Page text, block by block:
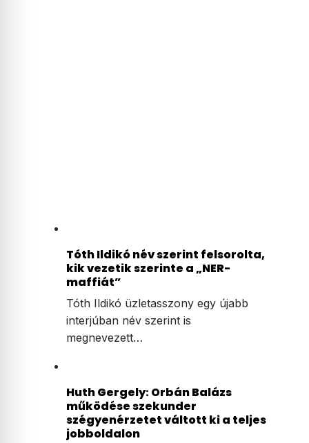
Tóth Ildikó név szerint felsorolta,
kik vezetik szerinte a „NER-
maffiát”
Tóth Ildikó üzletasszony egy újabb
interjúban név szerint is
megnevezett…
Huth Gergely: Orbán Balázs
működése szekunder
szégyenérzetet váltott ki a teljes
jobboldalon